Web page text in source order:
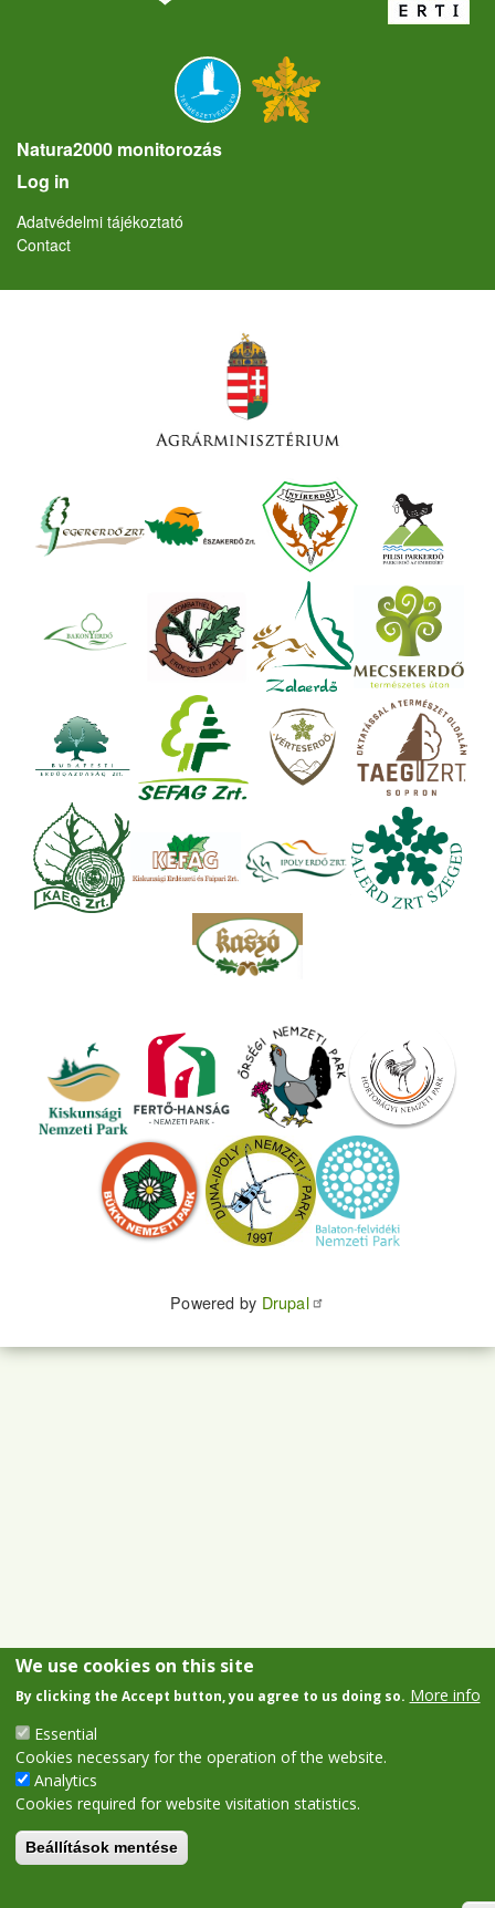
Natura2000 monitorozás
User account menu
Log in
Lábléc
Adatvédelmi tájékoztató
Contact
Powered by Drupal
We use cookies on this site
By clicking the Accept button, you agree to us doing so. More info
Essential
Cookies necessary for the operation of the website.
Analytics
Cookies required for website visitation statistics.
Beállítások mentése